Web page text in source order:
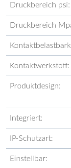
Druckbereich psi:
Druckbereich
Kontaktwerkstoff:
Produktdesign:
Integriert:
IP-Schutzart:
Einstellbar: